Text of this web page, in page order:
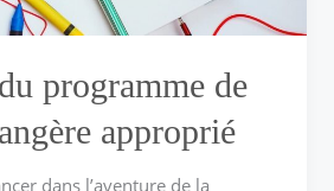
programme de
approprié
dans l’aventure de la